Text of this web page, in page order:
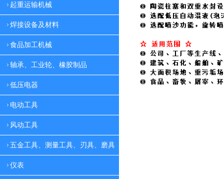
起重运输机械
焊接设备及材料
食品加工机械
轴承、工业轮、橡胶制品
低压电器
电动工具
风动工具
五金工具、测量工具、刃具、磨具
仪表